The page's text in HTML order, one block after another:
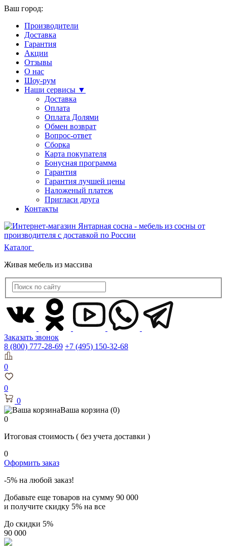
Ваш город:
Производители
Доставка
Гарантия
Акции
Отзывы
О нас
Шоу-рум
Наши сервисы ▼
Доставка
Оплата
Оплата Долями
Обмен возврат
Вопрос-ответ
Сборка
Карта покупателя
Бонусная программа
Гарантия
Гарантия лучшей цены
Наложеный платеж
Пригласи друга
Контакты
Каталог
Живая мебель из массива
Заказать звонок
8 (800) 777-28-69 +7 (495) 150-32-68
0
0
0
Ваша корзина (0)
0
Итоговая стоимость ( без учета доставки )
0
Оформить заказ
-5% на любой заказ!
Добавьте еще товаров на сумму 90 000
и получите скидку 5% на все
До скидки 5%
90 000